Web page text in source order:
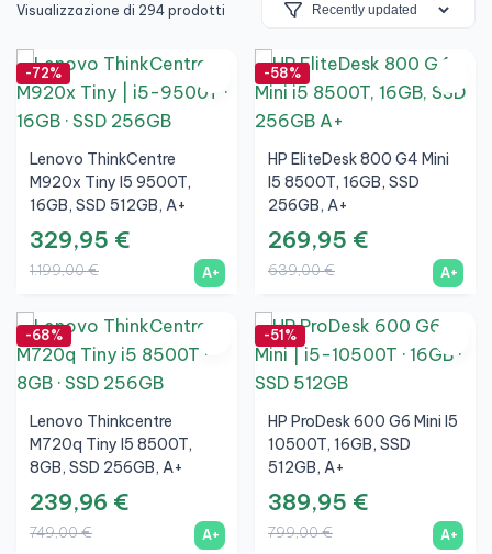
Visualizzazione di 294 prodotti
-72%
Lenovo ThinkCentre
M920x Tiny I5 9500T,
16GB, SSD 512GB, A+
329,95 €
1.199,00 € A+
-58%
HP EliteDesk 800 G4 Mini
I5 8500T, 16GB, SSD
256GB, A+
269,95 €
639,00 € A+
-68%
Lenovo Thinkcentre
M720q Tiny I5 8500T,
8GB, SSD 256GB, A+
239,96 €
749,00 € A+
-51%
HP ProDesk 600 G6 Mini I5
10500T, 16GB, SSD
512GB, A+
389,95 €
799,00 € A+